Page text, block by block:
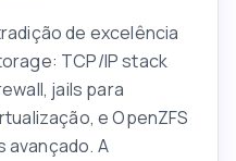
de excelência
TCP/IP stack
jails para
e OpenZFS
avançado. A